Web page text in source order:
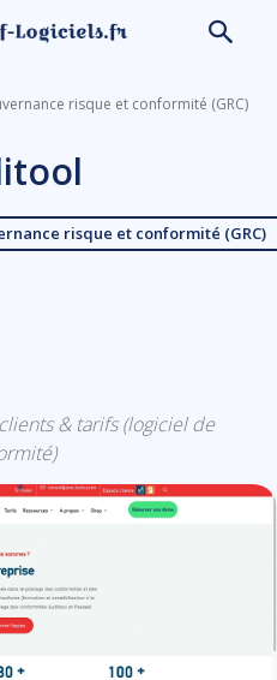
risque et conformité (GRC)
risque et conformité (GRC)
& tarifs (logiciel de